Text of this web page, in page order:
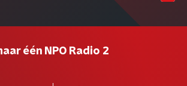
één NPO Radio 2